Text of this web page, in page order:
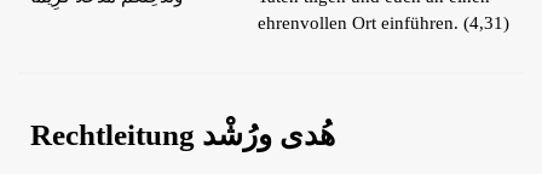
ehrenvollen Ort einführen. (4,31)
Rechtleitung هُدى ورُشْد